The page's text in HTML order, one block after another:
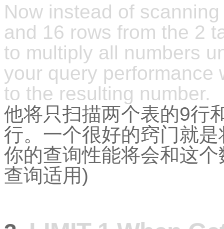
Now instead of
and 16 rows from the 2
to multiply all numbers
your query performance
to the resulting number.
他将只扫描两个表的9行
行。一个很好的窍门就
你的查询性能将会和这
查询适用)